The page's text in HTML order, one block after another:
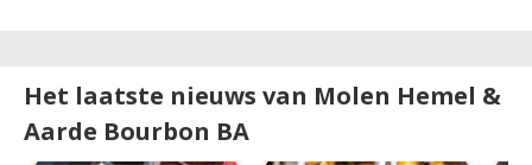
Het laatste nieuws van Molen Hemel &
Aarde Bourbon BA